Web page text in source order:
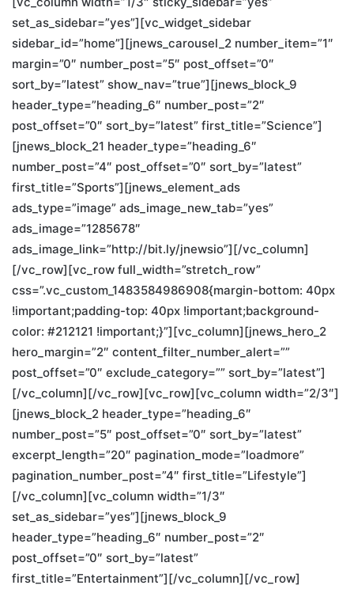
set_as_sidebar=”yes”][vc_widget_sidebar
sidebar_id=”home”][jnews_carousel_2 number_item=”1″
margin=”0″ number_post=”5″ post_offset=”0″
sort_by=”latest” show_nav=”true”][jnews_block_9
header_type=”heading_6″ number_post=”2″
post_offset=”0″ sort_by=”latest” first_title=”Science”]
[jnews_block_21 header_type=”heading_6″
number_post=”4″ post_offset=”0″ sort_by=”latest”
first_title=”Sports”][jnews_element_ads
ads_type=”image” ads_image_new_tab=”yes”
ads_image=”1285678″
ads_image_link=”http://bit.ly/jnewsio”][/vc_column]
[/vc_row][vc_row full_width=”stretch_row”
css=”.vc_custom_1483584986908{margin-bottom: 40px
!important;padding-top: 40px !important;background-
color: #212121 !important;}”][vc_column][jnews_hero_2
hero_margin=”2″ content_filter_number_alert=””
post_offset=”0″ exclude_category=”” sort_by=”latest”]
[/vc_column][/vc_row][vc_row][vc_column width=”2/3″]
[jnews_block_2 header_type=”heading_6″
number_post=”5″ post_offset=”0″ sort_by=”latest”
excerpt_length=”20″ pagination_mode=”loadmore”
pagination_number_post=”4″ first_title=”Lifestyle”]
[/vc_column][vc_column width=”1/3″
set_as_sidebar=”yes”][jnews_block_9
header_type=”heading_6″ number_post=”2″
post_offset=”0″ sort_by=”latest”
first_title=”Entertainment”][/vc_column][/vc_row]